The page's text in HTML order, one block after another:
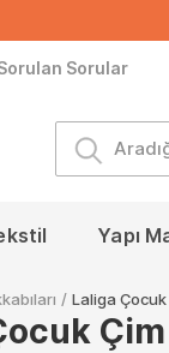
Sorular
Yapı
/ Laliga Çocuk